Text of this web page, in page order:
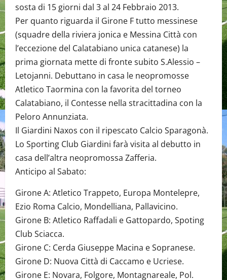
sosta di 15 giorni dal 3 al 24 Febbraio 2013.
Per quanto riguarda il Girone F tutto messinese
(squadre della riviera jonica e Messina Città con
l’eccezione del Calatabiano unica catanese) la
prima giornata mette di fronte subito S.Alessio –
Letojanni. Debuttano in casa le neopromosse
Atletico Taormina con la favorita del torneo
Calatabiano, il Contesse nella stracittadina con la
Peloro Annunziata.
Il Giardini Naxos con il ripescato Calcio Sparagonà.
Lo Sporting Club Giardini farà visita al debutto in
casa dell’altra neopromossa Zafferia.
Anticipo al Sabato:
Girone A: Atletico Trappeto, Europa Montelepre,
Ezio Roma Calcio, Mondelliana, Pallavicino.
Girone B: Atletico Raffadali e Gattopardo, Spoting
Club Sciacca.
Girone C: Cerda Giuseppe Macina e Sopranese.
Girone D: Nuova Città di Caccamo e Ucriese.
Girone E: Novara, Folgore, Montagnareale, Pol.